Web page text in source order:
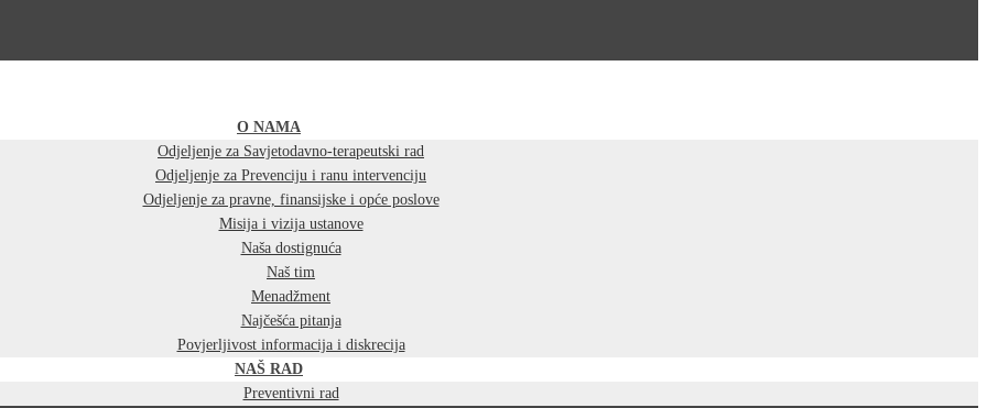
O NAMA
Odjeljenje za Savjetodavno-terapeutski rad
Odjeljenje za Prevenciju i ranu intervenciju
Odjeljenje za pravne, finansijske i opće poslove
Misija i vizija ustanove
Naša dostignuća
Naš tim
Menadžment
Najčešća pitanja
Povjerljivost informacija i diskrecija
NAŠ RAD
Preventivni rad